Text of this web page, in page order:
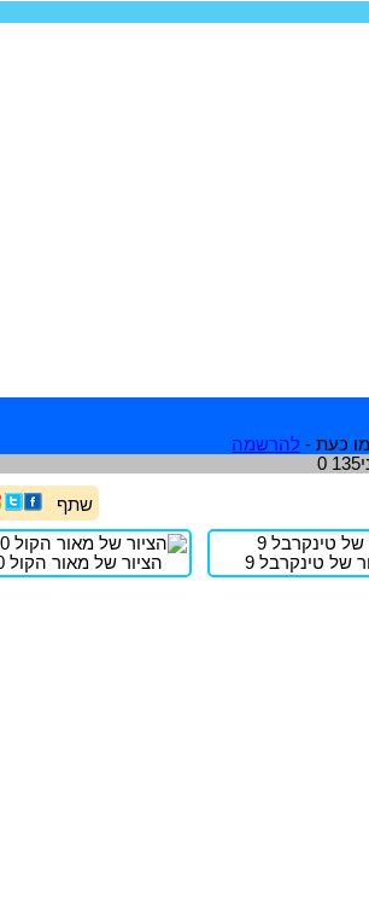
כעת - להרשמה
שתף
של טינקרבל 9 הציור של מאור הקול 0